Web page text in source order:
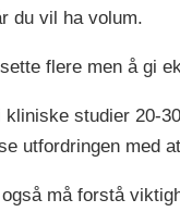
du vil ha volum.
flere men å gi
studier 20-
utfordringen med
må forstå